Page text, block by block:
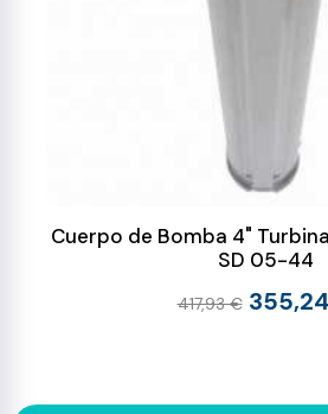
Cuerpo de Bomba 4"
SD 05-44
417,93 €